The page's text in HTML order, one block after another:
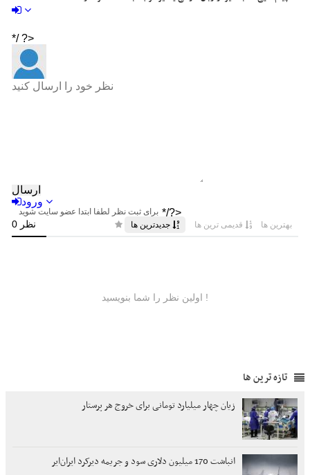
تازه ترین ها
زیان چهار میلیارد تومانی برای خروج هر پرستار
انباشت 170 میلیون دلاری سود و جریمه دیرکرد ایران‌ایر